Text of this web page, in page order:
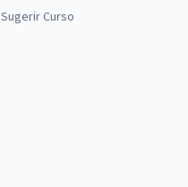
Sugerir Curso